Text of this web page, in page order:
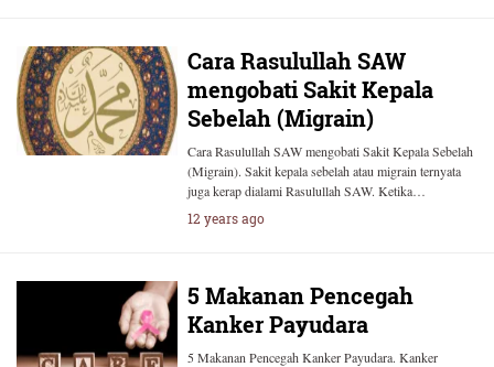
Cara Rasulullah SAW
mengobati Sakit Kepala
Sebelah (Migrain)
Cara Rasulullah SAW mengobati Sakit Kepala Sebelah
(Migrain). Sakit kepala sebelah atau migrain ternyata
juga kerap dialami Rasulullah SAW. Ketika…
12 years ago
5 Makanan Pencegah
Kanker Payudara
5 Makanan Pencegah Kanker Payudara. Kanker